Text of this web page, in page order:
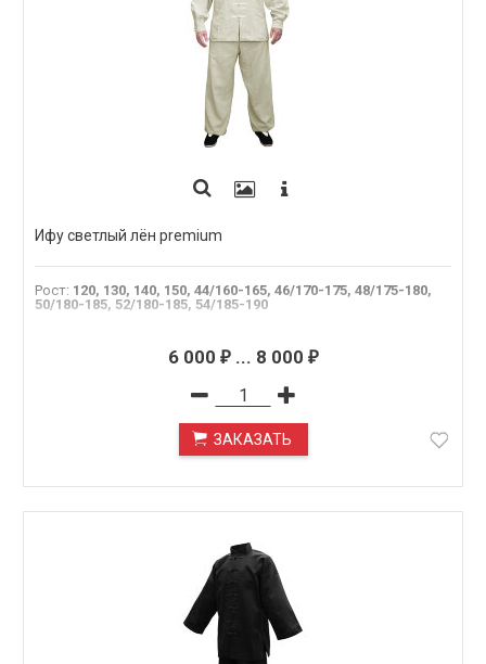
Ифу светлый лён premium
Рост: 120, 130, 140, 150, 44/160-165, 46/170-175, 48/175-180,
50/180-185, 52/180-185, 54/185-190
6 000 ₽... 8 000 ₽
ЗАКАЗАТЬ